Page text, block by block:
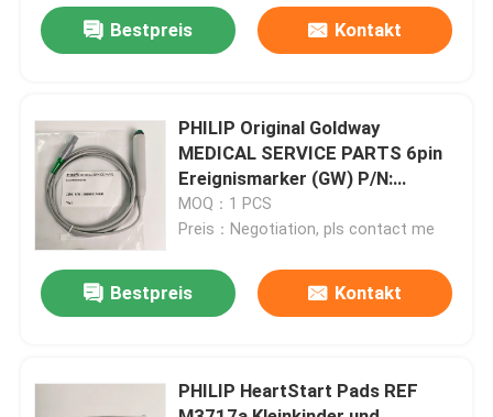
Werksbesichtigung
Qualitätskontrolle
Kontakt mit uns
Bitte um ein Angebot
Patientenmonitormodul
Bestpreis Kontakt
PHILIP Original Goldway
MEDICAL SERVICE PARTS 6pin
Ereignismarker (GW) P/N:
989803174931
MOQ：1 PCS
Preis：Negotiation, pls contact me
Bestpreis Kontakt
PHILIP HeartStart Pads REF